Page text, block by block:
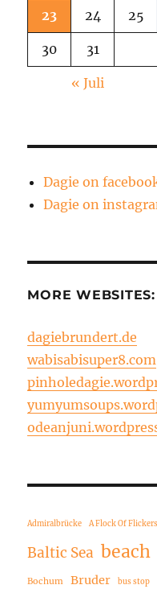
23 24 25
30 31
« Juli
Dagie on
Dagie on
MORE WEBSITES:
dagiebrundert.de
wabisabisuper8.com
Admiralbrücke A Flock Of Flickers
Baltic Sea beach
Bochum Bruder bus stop